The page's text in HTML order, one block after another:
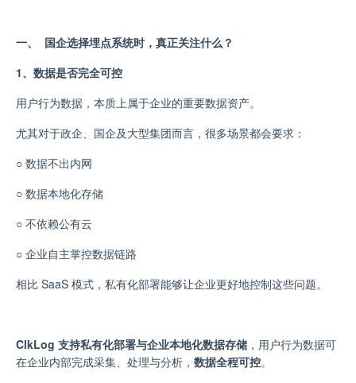
一、 国企选择埋点系统时，真正关注什么？
1、数据是否完全可控
用户行为数据，本质上属于企业的重要数据资产。
尤其对于政企、国企及大型集团而言，很多场景都会要求：
○ 数据不出内网
○ 数据本地化存储
○ 不依赖公有云
○ 企业自主掌控数据链路
相比 SaaS 模式，私有化部署能够让企业更好地控制这些问题。
ClkLog 支持私有化部署与企业本地化数据存储 ，用户行为数据可
在企业内部完成采集、处理与分析， 数据全程可控。